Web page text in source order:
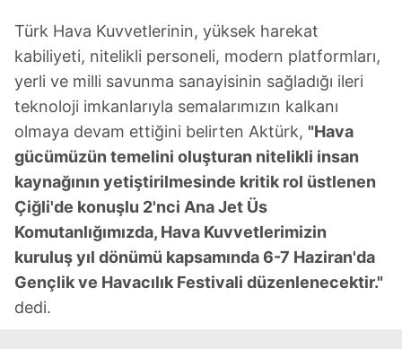
Türk Hava Kuvvetlerinin, yüksek harekat
kabiliyeti, nitelikli personeli, modern platformları,
yerli ve milli savunma sanayisinin sağladığı ileri
teknoloji imkanlarıyla semalarımızın kalkanı
olmaya devam ettiğini belirten Aktürk, "Hava
gücümüzün temelini oluşturan nitelikli insan
kaynağının yetiştirilmesinde kritik rol üstlenen
Çiğli'de konuşlu 2'nci Ana Jet Üs
Komutanlığımızda, Hava Kuvvetlerimizin
kuruluş yıl dönümü kapsamında 6-7 Haziran'da
Gençlik ve Havacılık Festivali düzenlenecektir."
dedi.